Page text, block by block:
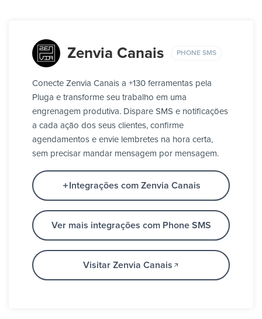
Zenvia Canais PHONE SMS
Conecte Zenvia Canais a +130 ferramentas pela
Pluga e transforme seu trabalho em uma
engrenagem produtiva. Dispare SMS e notificações
a cada ação dos seus clientes, confirme
agendamentos e envie lembretes na hora certa,
sem precisar mandar mensagem por mensagem.
Integrações com Zenvia Canais
Ver mais integrações com Phone SMS
Visitar Zenvia Canais